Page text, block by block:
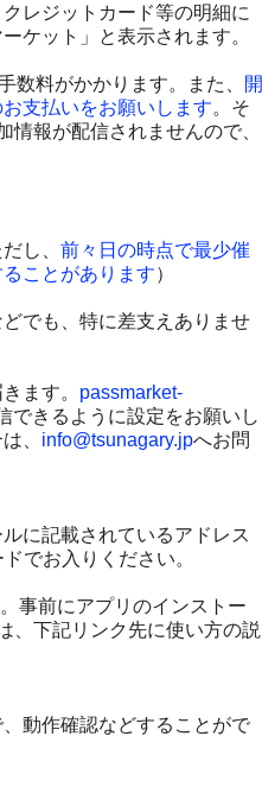
レジットカード等の明細に
ケット」と表示されます。
数料がかかります。また、
開
支払いをお願いします。そ
報が配信されませんので、
し、 前々日の時点で最少催
ことがあります）
でも、特に差支えありませ
ます。 passmarket-
できるように設定をお願いし
、 info@tsunagary.jpへお問
に記載されているアドレス
でお入りください。
事前にアプリのインストー
、下記リンク先に使い方の説
動作確認などすることがで